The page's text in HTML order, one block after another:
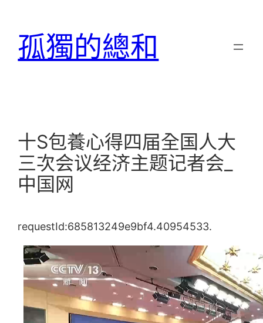
孤獨的總和
十S包養心得四届全国人大
三次会议经济主题记者会_
中国网
requestId:685813249e9bf4.40954533.